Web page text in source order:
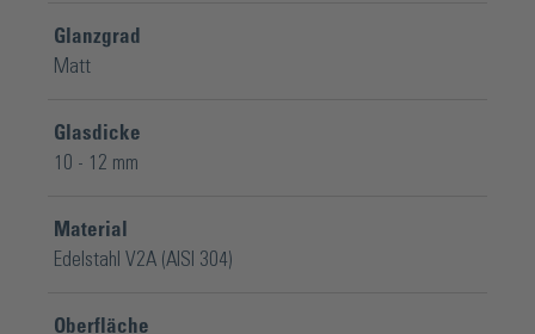
Glanzgrad
Matt
Glasdicke
10 - 12 mm
Material
Edelstahl V2A (AISI 304)
Oberfläche